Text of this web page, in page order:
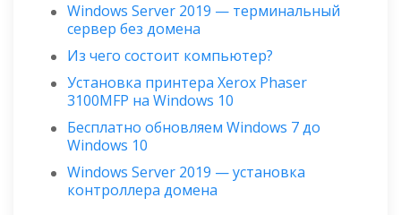
Windows Server 2019 — терминальный
сервер без домена
Из чего состоит компьютер?
Установка принтера Xerox Phaser
3100MFP на Windows 10
Бесплатно обновляем Windows 7 до
Windows 10
Windows Server 2019 — установка
контроллера домена